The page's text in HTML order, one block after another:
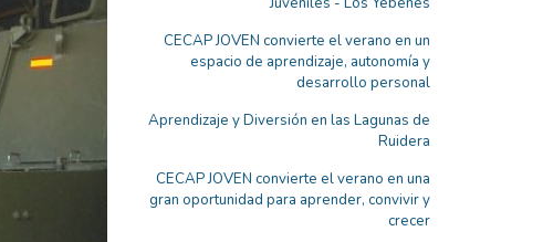
CECAP JOVEN convierte el verano en un
espacio de aprendizaje, autonomía y
desarrollo personal
Aprendizaje y Diversión en las Lagunas de
Ruidera
CECAP JOVEN convierte el verano en una
gran oportunidad para aprender, convivir y
crecer